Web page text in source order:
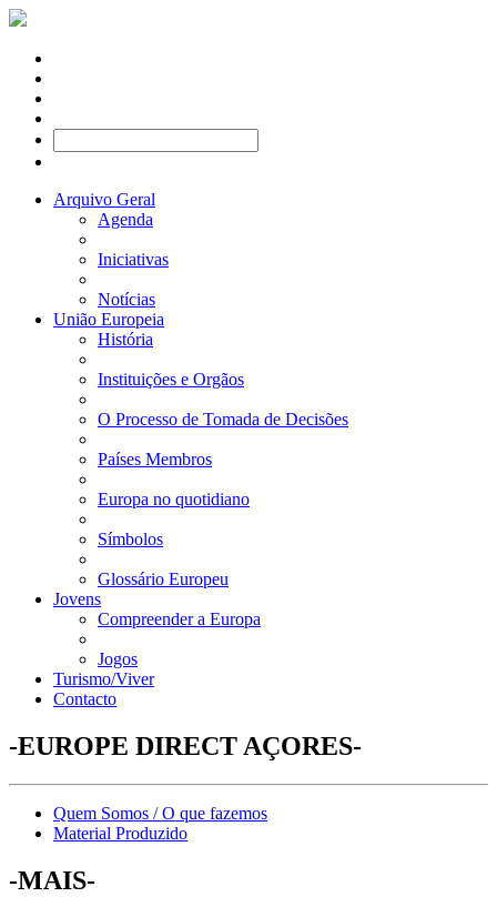
Arquivo Geral
Agenda
Iniciativas
Notícias
União Europeia
História
Instituições e Orgãos
O Processo de Tomada de Decisões
Países Membros
Europa no quotidiano
Símbolos
Glossário Europeu
Jovens
Compreender a Europa
Jogos
Turismo/Viver
Contacto
-EUROPE DIRECT AÇORES-
Quem Somos / O que fazemos
Material Produzido
-MAIS-